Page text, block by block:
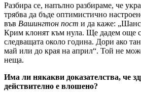
Разбира се, напълно разбираме, че
трябва да бъде оптимистично
във Вашингтон пост и да каже:
Крим клонят към нула. Ще дадем още
следващата около година. Дори ако
май или до края на април“. Той не
неща.
Има ли някакви доказателства, че
действително е влошено?